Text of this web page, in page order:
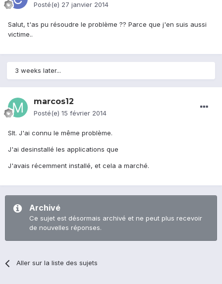
Posté(e) 27 janvier 2014
Salut, t'as pu résoudre le problème ?? Parce que j'en suis aussi
victime..
3 weeks later...
marcos12
Posté(e) 15 février 2014
Slt. J'ai connu le même problème.
J'ai desinstallé les applications que
J'avais récemment installé, et cela a marché.
Archivé
Ce sujet est désormais archivé et ne peut plus recevoir
de nouvelles réponses.
Aller sur la liste des sujets